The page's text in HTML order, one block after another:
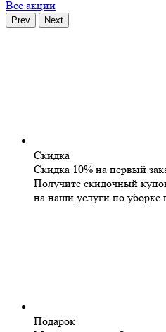
Все акции
Prev Next
Скидка
Скидка 10% на первый
Получите скидочный
на наши услуги по уборке
Подарок